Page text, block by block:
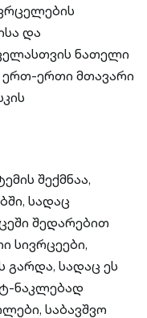
და
ნათელი
ერთ-ერთი მთავარი
შექმნაა,
სადაც
შედარებით
სივრცეები,
გარდა, სადაც ეს
ნაკლებად
საბავშვო